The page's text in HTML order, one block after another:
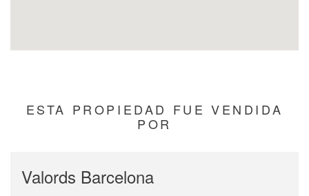
ESTA PROPIEDAD FUE VENDIDA
POR
Valords Barcelona